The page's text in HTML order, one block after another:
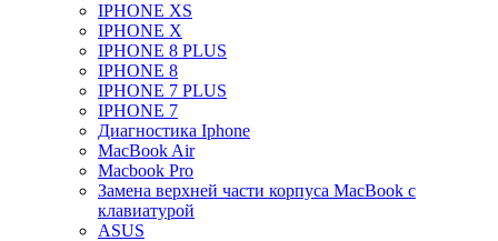
IPHONE XS
IPHONE X
IPHONE 8 PLUS
IPHONE 8
IPHONE 7 PLUS
IPHONE 7
Диагностика Iphone
MacBook Air
Macbook Pro
Замена верхней части корпуса MacBook с
клавиатурой
ASUS